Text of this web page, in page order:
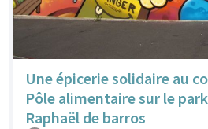
Une épicerie solidaire au
Pôle alimentaire sur le
Raphaël de barros